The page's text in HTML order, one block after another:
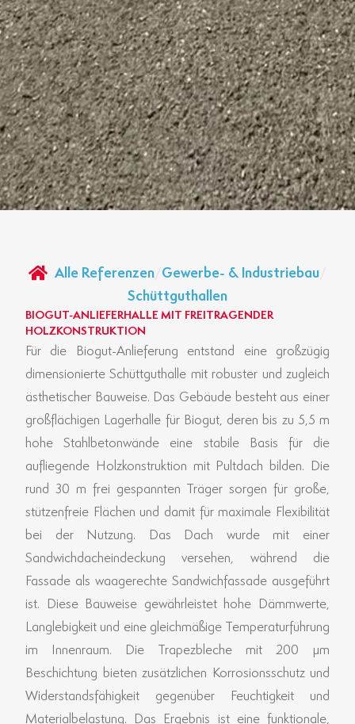
Alle Referenzen/Gewerbe- & Industriebau/
Schüttguthallen
BIOGUT-ANLIEFERHALLE MIT FREITRAGENDER
HOLZKONSTRUKTION
Für die Biogut-Anlieferung entstand eine großzügig
dimensionierte Schüttguthalle mit robuster und zugleich
ästhetischer Bauweise. Das Gebäude besteht aus einer
großflächigen Lagerhalle für Biogut, deren bis zu 5,5 m
hohe Stahlbetonwände eine stabile Basis für die
aufliegende Holzkonstruktion mit Pultdach bilden. Die
rund 30 m frei gespannten Träger sorgen für große,
stützenfreie Flächen und damit für maximale Flexibilität
bei der Nutzung. Das Dach wurde mit einer
Sandwichdacheindeckung versehen, während die
Fassade als waagerechte Sandwichfassade ausgeführt
ist. Diese Bauweise gewährleistet hohe Dämmwerte,
Langlebigkeit und eine gleichmäßige Temperaturführung
im Innenraum. Die Trapezbleche mit 200 µm
Beschichtung bieten zusätzlichen Korrosionsschutz und
Widerstandsfähigkeit gegenüber Feuchtigkeit und
Materialbelastung. Das Ergebnis ist eine funktionale,